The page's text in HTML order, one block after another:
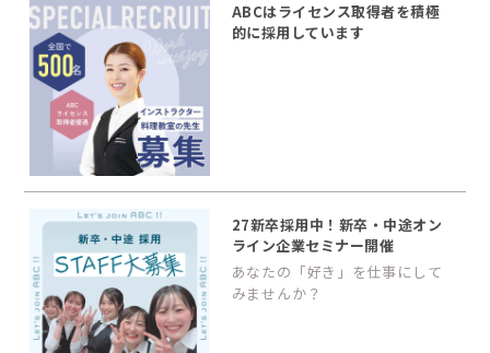
ABCはライセンス取得者を積極
的に採用しています
27新卒採用中！新卒・中途オン
ライン企業セミナー開催
あなたの「好き」を仕事にして
みませんか？